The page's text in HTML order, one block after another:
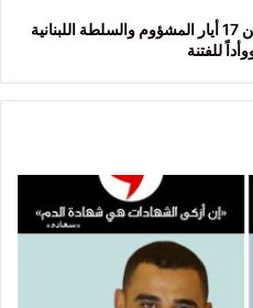
“القومي”: “اتفاق الاطار” نسخة عن 17 أيار المشؤوم والسلطة اللبنانية
للفتنة